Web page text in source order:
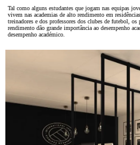
Tal como alguns estudantes que jogam nas equipas
vivem nas academias de alto rendimento em
treinadores e dos professores dos clubes de futebol, os
rendimento dão grande importância ao desempenho
desempenho académico.